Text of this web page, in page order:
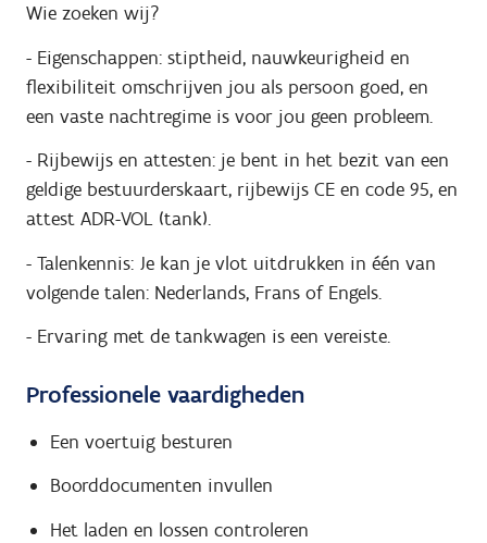
Wie zoeken wij?
- Eigenschappen: stiptheid, nauwkeurigheid en
flexibiliteit omschrijven jou als persoon goed, en
een vaste nachtregime is voor jou geen probleem.
- Rijbewijs en attesten: je bent in het bezit van een
geldige bestuurderskaart, rijbewijs CE en code 95, en
attest ADR-VOL (tank).
- Talenkennis: Je kan je vlot uitdrukken in één van
volgende talen: Nederlands, Frans of Engels.
- Ervaring met de tankwagen is een vereiste.
Professionele vaardigheden
Een voertuig besturen
Boorddocumenten invullen
Het laden en lossen controleren